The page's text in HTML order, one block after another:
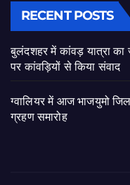
RECENT POSTS
बुलंदशहर में कांवड़ यात्रा का
पर कांवड़ियों से किया संवाद
ग्वालियर में आज भाजयुमो
ग्रहण समारोह